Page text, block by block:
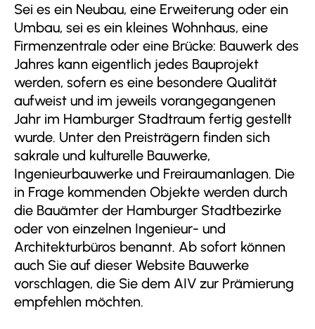
Sei es ein Neubau, eine Erweiterung oder ein
Umbau, sei es ein kleines Wohnhaus, eine
Firmenzentrale oder eine Brücke: Bauwerk des
Jahres kann eigentlich jedes Bauprojekt
werden, sofern es eine besondere Qualität
aufweist und im jeweils vorangegangenen
Jahr im Hamburger Stadtraum fertig gestellt
wurde. Unter den Preisträgern finden sich
sakrale und kulturelle Bauwerke,
Ingenieurbauwerke und Freiraumanlagen. Die
in Frage kommenden Objekte werden durch
die Bauämter der Hamburger Stadtbezirke
oder von einzelnen Ingenieur- und
Architekturbüros benannt. Ab sofort können
auch Sie auf dieser Website Bauwerke
vorschlagen, die Sie dem AIV zur Prämierung
empfehlen möchten.